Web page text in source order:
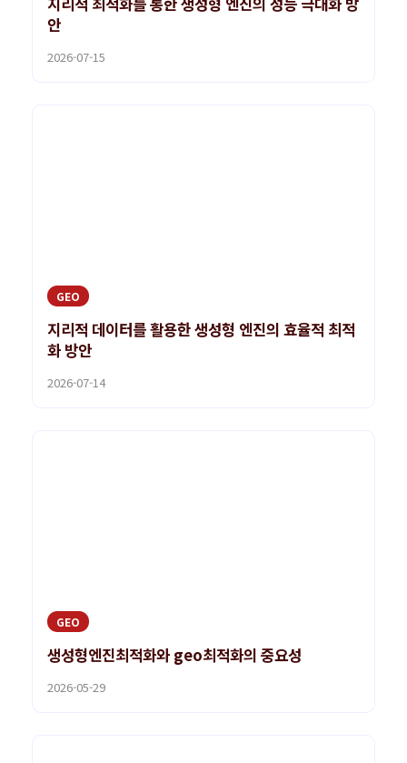
안
2026-07-15
GEO
지리적 데이터를 활용한 생성형 엔진의 효율적 최적
화 방안
2026-07-14
GEO
생성형엔진최적화와 geo최적화의 중요성
2026-05-29